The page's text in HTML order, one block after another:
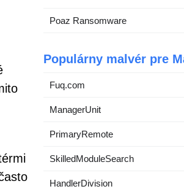
Poaz Ransomware
Populárny malvér pre
Fuq.com
ManagerUnit
PrimaryRemote
SkilledModuleSearch
HandlerDivision